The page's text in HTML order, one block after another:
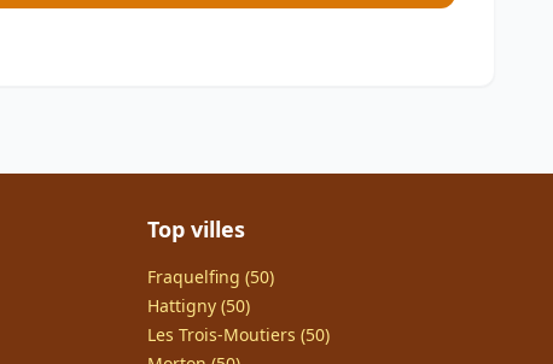
Top villes
Fraquelfing (50)
Hattigny (50)
Les Trois-Moutiers (50)